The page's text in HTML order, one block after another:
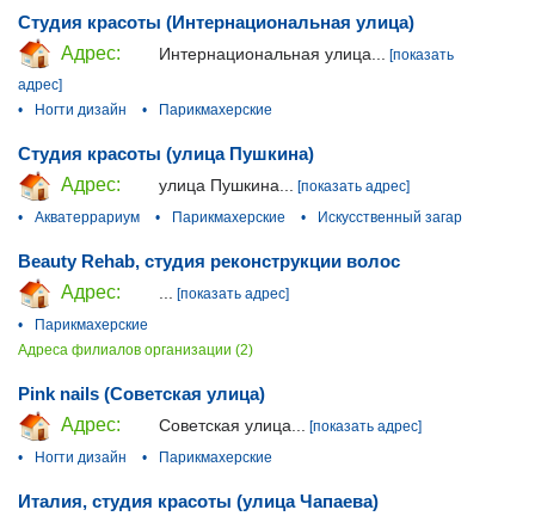
Студия красоты (Интернациональная улица)
Адрес:
Интернациональная улица...
[показать
адрес]
•
Ногти дизайн • Парикмахерские
Студия красоты (улица Пушкина)
Адрес:
улица Пушкина... [показать адрес]
•
Акватеррариум • Парикмахерские • Искусственный загар
Beauty Rehab, студия реконструкции волос
Адрес:
[показать адрес]
•
Парикмахерские
Адреса филиалов организации (2)
Pink nails (Советская улица)
Адрес:
Советская улица...
[показать адрес]
•
Ногти дизайн • Парикмахерские
Италия, студия красоты (улица Чапаева)